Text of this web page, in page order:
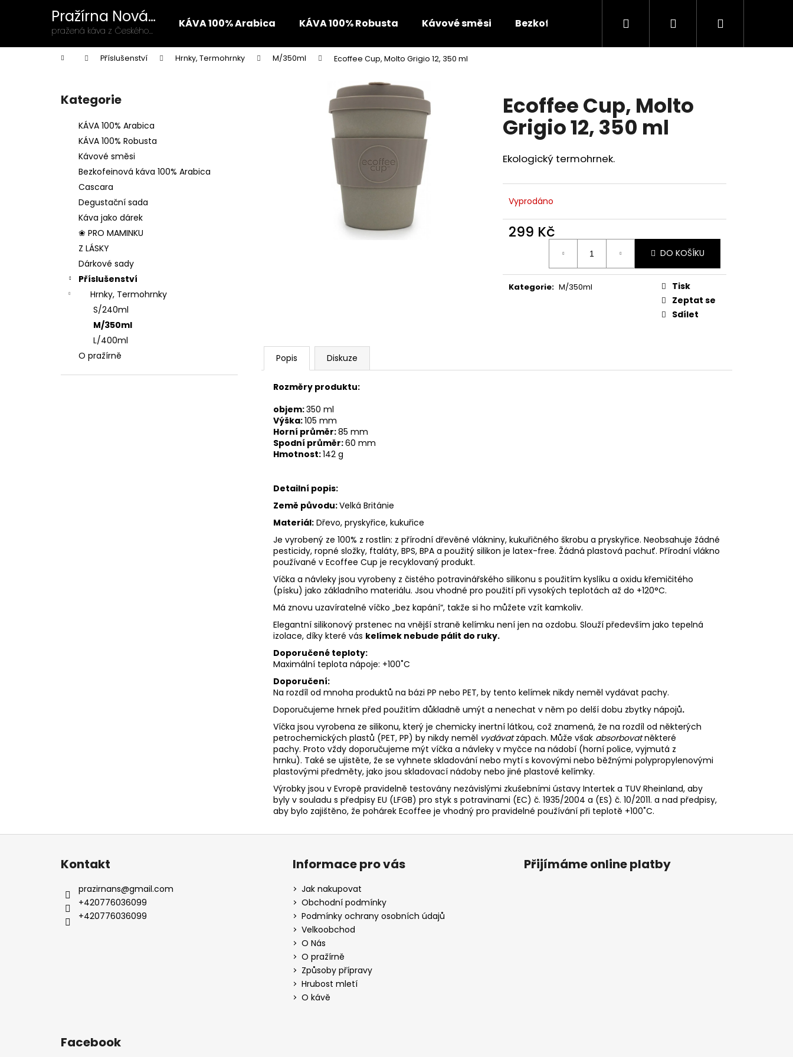
Pražírna Nová
Strast
pražená káva z Českého
lesa
KÁVA 100% Arabica KÁVA 100% Robusta Kávové směsi Bezkofeinová káva 100% Arabica Cascara
Hledat PřihlášeníNákupní
Domů Příslušenství Hrnky, Termohrnky M/350ml Ecoffee Cup, Molto Grigio 12, 350 ml
Přeskočit
kategorie
Kategorie
KÁVA 100% Arabica
KÁVA 100% Robusta
Kávové směsi
Bezkofeinová káva 100% Arabica
Cascara
Degustační sada
Káva jako dárek
❀ PRO MAMINKU
Z LÁSKY
Dárkové sady
Příslušenství
Hrnky, Termohrnky
S/240ml
M/350ml
L/400ml
O pražírně
Ecoffee Cup, Molto
Grigio 12, 350 ml
Ekologický termohrnek.
Vyprodáno
299 Kč
DO KOŠÍKU
Kategorie: M/350ml
Tisk
Zeptat se
Sdílet
Popis Diskuze
Rozměry produktu:
objem:350 ml
Výška:105 mm
Horní průměr:85 mm
Spodní průměr:60 mm
Hmotnost:142 g
Detailní popis:
Země původu:Velká Británie
Materiál: Dřevo, pryskyřice, kukuřice
Je vyrobený ze 100% z rostlin: z přírodní dřevěné vlákniny, kukuřičného škrobu a pryskyřice. Neobsahuje žádné
pesticidy, ropné složky, ftaláty, BPS, BPA a použitý silikon je latex-free. Žádná plastová pachuť. Přírodní vlákno
používané v Ecoffee Cup je recyklovaný produkt.
Víčka a návleky jsou vyrobeny z čistého potravinářského silikonu s použitím kyslíku a oxidu křemičitého
(písku) jako základního materiálu. Jsou vhodné pro použití při vysokých teplotách až do +120°C.
Má znovu uzavíratelné víčko „bez kapání“, takže si ho můžete vzít kamkoliv.
Elegantní silikonový prstenec na vnější straně kelímku není jen na ozdobu. Slouží především jako tepelná
izolace, díky které vás kelímek nebude pálit do ruky.
Doporučené teploty:
Maximální teplota nápoje: +100˚C
Doporučení:
Na rozdíl od mnoha produktů na bázi PP nebo PET, by tento kelímek nikdy neměl vydávat pachy.
Doporučujeme hrnek před použitím důkladně umýt a nenechat v něm po delší dobu zbytky nápojů.
Víčka jsou vyrobena ze silikonu, který je chemicky inertní látkou, což znamená, že na rozdíl od některých
petrochemických plastů (PET, PP) by nikdy neměl vydávatzápach. Může však absorbovatněkteré
pachy. Proto vždy doporučujeme mýt víčka a návleky v myčce na nádobí (horní police, vyjmutá z
hrnku). Také se ujistěte, že se vyhnete skladování nebo mytí s kovovými nebo běžnými polypropylenovými
plastovými předměty, jako jsou skladovací nádoby nebo jiné plastové kelímky.
Výrobky jsou v Evropě pravidelně testovány nezávislými zkušebními ústavy Intertek a TUV Rheinland, aby
byly v souladu s předpisy EU (LFGB) pro styk s potravinami (EC) č. 1935/2004 a (ES) č. 10/2011. a nad předpisy,
aby bylo zajištěno, že pohárek Ecoffee je vhodný pro pravidelné používání při teplotě +100˚C.
í
Zpět
do
Zpět
do
Co potřebujete najít?
Doporučujeme
Z
Kontakt
prazirnans@gmail.com
+420776036099
+420776036099
Informace pro vás
Jak nakupovat
Obchodní podmínky
Podmínky ochrany osobních údajů
Velkoobchod
O Nás
O pražírně
Způsoby přípravy
Hrubost mletí
O kávě
Přijímáme online platby
Facebook